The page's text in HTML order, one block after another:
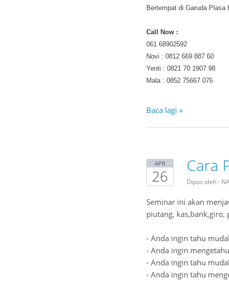
Bertempat di Garuda Plasa
Call Now :
061 68902592
Novi : 0812 669 887 60
Yenti : 0821 70 1907 98
Mala : 0852 75667 076
Baca lagi »
APR
26
Cara
Dipos oleh -
Seminar ini akan
piutang, kas,bank,giro,
- Anda ingin tahu
- Anda ingin
- Anda ingin tahu
- Anda ingin tahu